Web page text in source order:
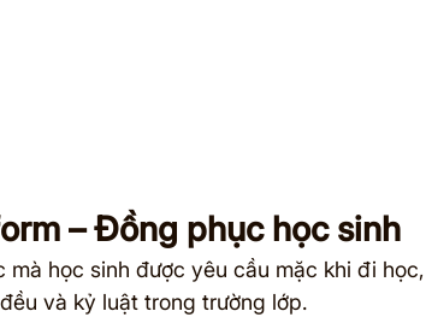
– Đồng phục học sinh
học sinh được yêu cầu mặc khi đi
và kỷ luật trong trường lớp.